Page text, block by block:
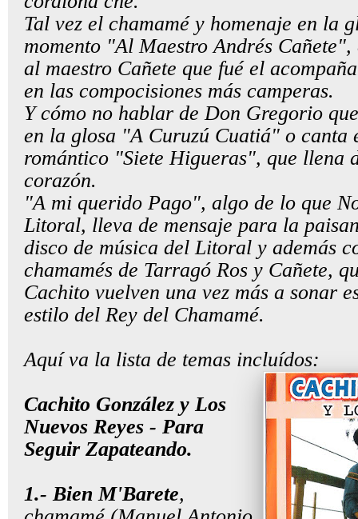
Tal vez el chamamé y homenaje en la
momento "Al Maestro Andrés
al maestro Cañete que fué el
en las compocisiones más camperas.
Y cómo no hablar de Don Gregorio
en la glosa "A Curuzú Cuatiá" o canta
romántico "Siete Higueras", que llena
corazón.
"A mi querido Pago", algo de lo que
Litoral, lleva de mensaje para la
disco de música del Litoral y además
chamamés de Tarragó Ros y Cañete,
Cachito vuelven una vez más a sonar
estilo del Rey del Chamamé.
Aquí va la lista de temas incluídos:
Cachito González y Los
Nuevos Reyes - Para
Seguir Zapateando.
1.- Bien M'Barete,